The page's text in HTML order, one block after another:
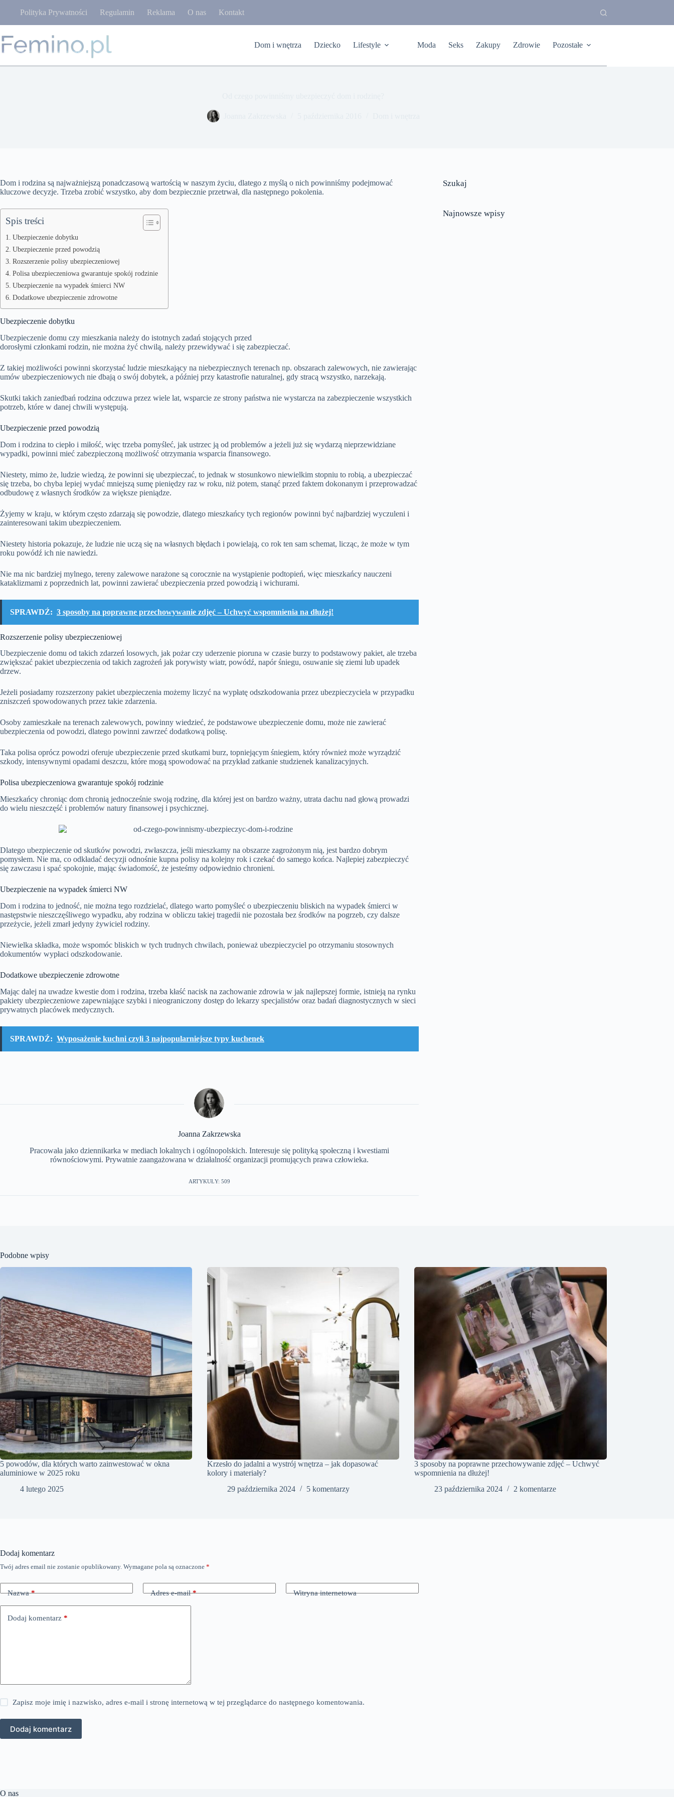
Polityka Prywatności Regulamin Reklama O nas Kontakt
Dom i wnętrza Dziecko Lifestyle Moda Seks Zakupy Zdrowie Pozostałe
Dom i rodzina są najważniejszą ponadczasową wartością w naszym życiu, dlatego z myślą o nich powinniśmy podejmować
kluczowe decyzje. Trzeba zrobić wszystko, aby dom bezpiecznie przetrwał, dla następnego pokolenia.
Spis treści
Ubezpieczenie dobytku
Ubezpieczenie przed powodzią
Rozszerzenie polisy ubezpieczeniowej
Polisa ubezpieczeniowa gwarantuje spokój rodzinie
Ubezpieczenie na wypadek śmierci NW
Dodatkowe ubezpieczenie zdrowotne
Ubezpieczenie dobytku
Ubezpieczenie domu czy mieszkania należy do istotnych zadań stojących przed
dorosłymi członkami rodzin, nie można żyć chwilą, należy przewidywać i się zabezpieczać.
Z takiej możliwości powinni skorzystać ludzie mieszkający na niebezpiecznych terenach np. obszarach zalewowych, nie zawierając
umów ubezpieczeniowych nie dbają o swój dobytek, a później przy katastrofie naturalnej, gdy stracą wszystko, narzekają.
Skutki takich zaniedbań rodzina odczuwa przez wiele lat, wsparcie ze strony państwa nie wystarcza na zabezpieczenie wszystkich
potrzeb, które w danej chwili występują.
Ubezpieczenie przed powodzią
Dom i rodzina to ciepło i miłość, więc trzeba pomyśleć, jak ustrzec ją od problemów a jeżeli już się wydarzą nieprzewidziane
wypadki, powinni mieć zabezpieczoną możliwość otrzymania wsparcia finansowego.
Niestety, mimo że, ludzie wiedzą, że powinni się ubezpieczać, to jednak w stosunkowo niewielkim stopniu to robią, a ubezpieczać
się trzeba, bo chyba lepiej wydać mniejszą sumę pieniędzy raz w roku, niż potem, stanąć przed faktem dokonanym i przeprowadzać
odbudowę z własnych środków za większe pieniądze.
Żyjemy w kraju, w którym często zdarzają się powodzie, dlatego mieszkańcy tych regionów powinni być najbardziej wyczuleni i
zainteresowani takim ubezpieczeniem.
Niestety historia pokazuje, że ludzie nie uczą się na własnych błędach i powielają, co rok ten sam schemat, licząc, że może w tym
roku powódź ich nie nawiedzi.
Nie ma nic bardziej mylnego, tereny zalewowe narażone są corocznie na wystąpienie podtopień, więc mieszkańcy nauczeni
kataklizmami z poprzednich lat, powinni zawierać ubezpieczenia przed powodzią i wichurami.
SPRAWDŹ: 3 sposoby na poprawne przechowywanie zdjęć – Uchwyć wspomnienia na dłużej!
Rozszerzenie polisy ubezpieczeniowej
Ubezpieczenie domu od takich zdarzeń losowych, jak pożar czy uderzenie pioruna w czasie burzy to podstawowy pakiet, ale trzeba
zwiększać pakiet ubezpieczenia od takich zagrożeń jak porywisty wiatr, powódź, napór śniegu, osuwanie się ziemi lub upadek
drzew.
Jeżeli posiadamy rozszerzony pakiet ubezpieczenia możemy liczyć na wypłatę odszkodowania przez ubezpieczyciela w przypadku
zniszczeń spowodowanych przez takie zdarzenia.
Osoby zamieszkałe na terenach zalewowych, powinny wiedzieć, że podstawowe ubezpieczenie domu, może nie zawierać
ubezpieczenia od powodzi, dlatego powinni zawrzeć dodatkową polisę.
Taka polisa oprócz powodzi oferuje ubezpieczenie przed skutkami burz, topniejącym śniegiem, który również może wyrządzić
szkody, intensywnymi opadami deszczu, które mogą spowodować na przykład zatkanie studzienek kanalizacyjnych.
Polisa ubezpieczeniowa gwarantuje spokój rodzinie
Mieszkańcy chroniąc dom chronią jednocześnie swoją rodzinę, dla której jest on bardzo ważny, utrata dachu nad głową prowadzi
do wielu nieszczęść i problemów natury finansowej i psychicznej.
Dlatego ubezpieczenie od skutków powodzi, zwłaszcza, jeśli mieszkamy na obszarze zagrożonym nią, jest bardzo dobrym
pomysłem. Nie ma, co odkładać decyzji odnośnie kupna polisy na kolejny rok i czekać do samego końca. Najlepiej zabezpieczyć
się zawczasu i spać spokojnie, mając świadomość, że jesteśmy odpowiednio chronieni.
Ubezpieczenie na wypadek śmierci NW
Dom i rodzina to jedność, nie można tego rozdzielać, dlatego warto pomyśleć o ubezpieczeniu bliskich na wypadek śmierci w
następstwie nieszczęśliwego wypadku, aby rodzina w obliczu takiej tragedii nie pozostała bez środków na pogrzeb, czy dalsze
przeżycie, jeżeli zmarł jedyny żywiciel rodziny.
Niewielka składka, może wspomóc bliskich w tych trudnych chwilach, ponieważ ubezpieczyciel po otrzymaniu stosownych
dokumentów wypłaci odszkodowanie.
Dodatkowe ubezpieczenie zdrowotne
Mając dalej na uwadze kwestie dom i rodzina, trzeba kłaść nacisk na zachowanie zdrowia w jak najlepszej formie, istnieją na rynku
pakiety ubezpieczeniowe zapewniające szybki i nieograniczony dostęp do lekarzy specjalistów oraz badań diagnostycznych w sieci
prywatnych placówek medycznych.
SPRAWDŹ: Wyposażenie kuchni czyli 3 najpopularniejsze typy kuchenek
Joanna Zakrzewska
Pracowała jako dziennikarka w mediach lokalnych i ogólnopolskich. Interesuje się polityką społeczną i kwestiami
równościowymi. Prywatnie zaangażowana w działalność organizacji promujących prawa człowieka.
ARTYKUŁY: 509
Szukaj
Najnowsze wpisy
Podobne wpisy
5 powodów, dla których warto zainwestować w okna
aluminiowe w 2025 roku
4 lutego 2025
Krzesło do jadalni a wystrój wnętrza – jak dopasować
kolory i materiały?
29 października 2024
5 komentarzy
3 sposoby na poprawne przechowywanie zdjęć – Uchwyć
wspomnienia na dłużej!
23 października 2024
2 komentarze
Dodaj komentarz
Twój adres email nie zostanie opublikowany. Wymagane pola są oznaczone *
Nazwa* Adres e-mail* Witryna internetowa
Dodaj komentarz *
Zapisz moje imię i nazwisko, adres e-mail i stronę internetową w tej przeglądarce do następnego komentowania.
Dodaj komentarz
O nas